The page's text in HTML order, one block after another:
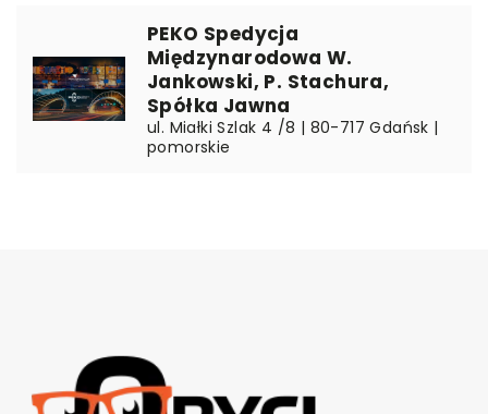
PEKO Spedycja
Międzynarodowa W.
Jankowski, P. Stachura,
Spółka Jawna
ul. Miałki Szlak 4 /8 | 80-717 Gdańsk |
pomorskie